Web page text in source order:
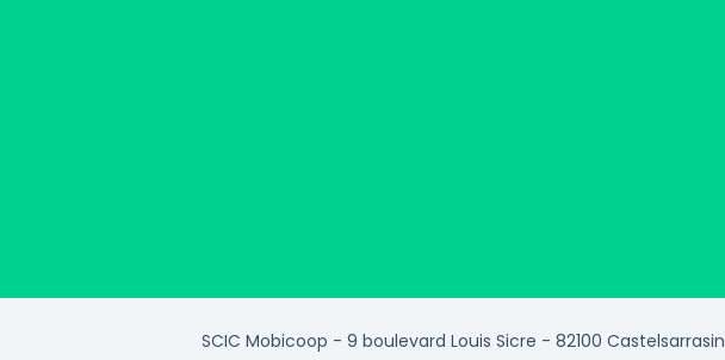
SCIC Mobicoop - 9 boulevard Louis Sicre - 82100 Castelsarrasin